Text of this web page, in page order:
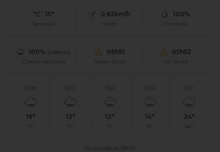
15°
Sensação
0.62km/h
Vento
100%
Umidade
100% (2.08mm)
Chance de chuva
06h51
Nascer do sol
05h52
Pôr do sol
DOM
16°
11°
SEG
12°
11°
TER
12°
11°
QUA
14°
11°
24°
14°
Atualizado às 06h01